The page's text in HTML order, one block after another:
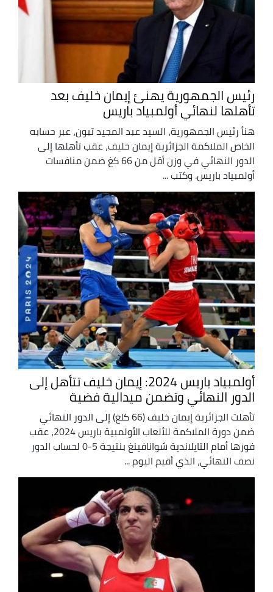
رئيس الجمهورية يهنئ إيمان خليف بعد
تأهلها لنهائي أولمبياد باريس
هنأ رئيس الجمهورية، السيد عبد المجيد تبون، عبر حسابه
الخاص الملاكمة الجزائرية إيمان خليف، عقب تأهلها إلى
الدور النهائي في وزن أقل من 66 كغ ضمن منافسات
أولمبياد باريس. وكتب ...
أولمبياد باريس 2024: إيمان خليف تتأهل إلى
الدور النهائي وتضمن ميدالية فضية
تأهلت الجزائرية إيمان خليف (66 كلغ) إلى الدور النهائي
ضمن دورة الملاكمة للألعاب الأولمبية باريس 2024، عقب
فوزها أمام التايلاندية شوانافينغ بنتيجة 5-0 لحساب الدور
نصف النهائي، الذي أقيم اليوم ...